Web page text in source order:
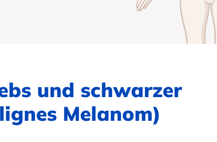
und schwarzer
Melanom)